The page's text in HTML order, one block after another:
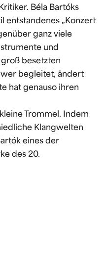
Béla Bartóks
entstandenes „Konzert
ganz viele
und
besetzten
begleitet, ändert
hat genauso ihren
Trommel. Indem
Klangwelten
eines der
des 20.